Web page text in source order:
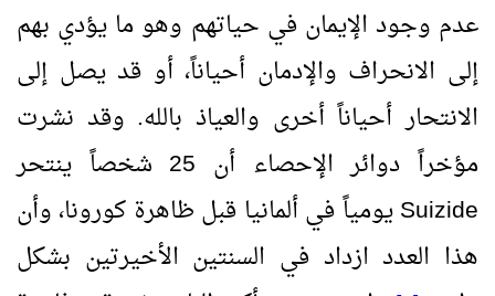
عدم وجود الإيمان في حياتهم وهو ما يؤدي بهم
إلى الانحراف والإدمان أحياناً، أو قد يصل إلى
الانتحار أحياناً أخرى والعياذ بالله. وقد نشرت
مؤخراً دوائر الإحصاء أن 25 شخصاً ينتحر
Suizideيومياً في ألمانيا قبل ظاهرة كورونا، وأن
هذا العدد ازداد في السنتين الأخيرتين بشكل